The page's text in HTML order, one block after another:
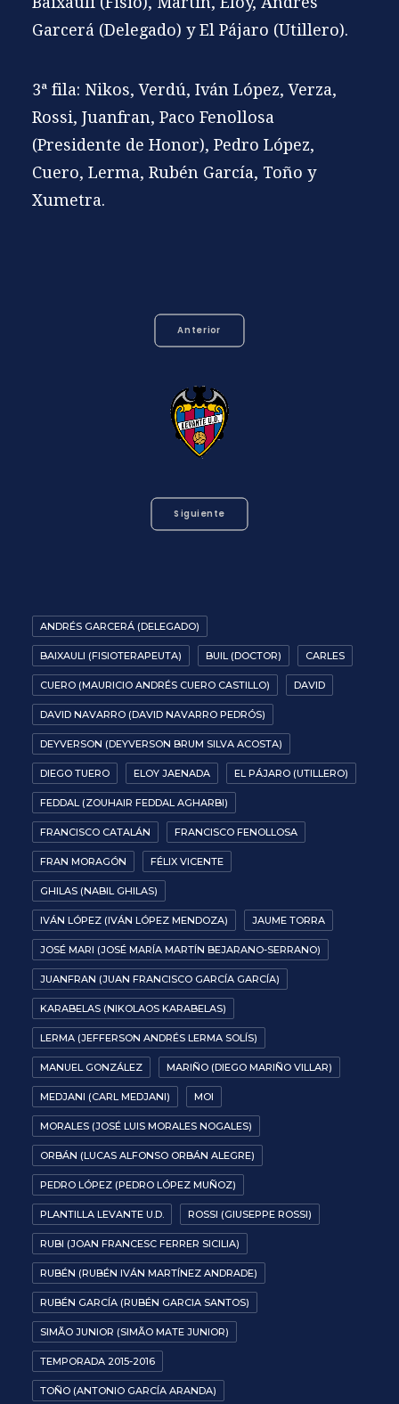
Garcerá (Delegado) y El Pájaro (Utillero).
3ª fila: Nikos, Verdú, Iván López, Verza,
Rossi, Juanfran, Paco Fenollosa
(Presidente de Honor), Pedro López,
Cuero, Lerma, Rubén García, Toño y
Xumetra.
Anterior
Siguiente
ANDRÉS GARCERÁ (DELEGADO)
BAIXAULI (FISIOTERAPEUTA) BUIL (DOCTOR) CARLES
CUERO (MAURICIO ANDRÉS CUERO CASTILLO) DAVID
DAVID NAVARRO (DAVID NAVARRO PEDRÓS)
DEYVERSON (DEYVERSON BRUM SILVA ACOSTA)
DIEGO TUERO ELOY JAENADA EL PÁJARO (UTILLERO)
FEDDAL (ZOUHAIR FEDDAL AGHARBI)
FRANCISCO CATALÁN FRANCISCO FENOLLOSA
FRAN MORAGÓN FÉLIX VICENTE
GHILAS (NABIL GHILAS)
IVÁN LÓPEZ (IVÁN LÓPEZ MENDOZA) JAUME TORRA
JOSÉ MARI (JOSÉ MARÍA MARTÍN BEJARANO-SERRANO)
JUANFRAN (JUAN FRANCISCO GARCÍA GARCÍA)
KARABELAS (NIKOLAOS KARABELAS)
LERMA (JEFFERSON ANDRÉS LERMA SOLÍS)
MANUEL GONZÁLEZ MARIÑO (DIEGO MARIÑO VILLAR)
MEDJANI (CARL MEDJANI) MOI
MORALES (JOSÉ LUIS MORALES NOGALES)
ORBÁN (LUCAS ALFONSO ORBÁN ALEGRE)
PEDRO LÓPEZ (PEDRO LÓPEZ MUÑOZ)
PLANTILLA LEVANTE U.D. ROSSI (GIUSEPPE ROSSI)
RUBI (JOAN FRANCESC FERRER SICILIA)
RUBÉN (RUBÉN IVÁN MARTÍNEZ ANDRADE)
RUBÉN GARCÍA (RUBÉN GARCIA SANTOS)
SIMÃO JUNIOR (SIMÃO MATE JUNIOR)
TEMPORADA 2015-2016
TOÑO (ANTONIO GARCÍA ARANDA)